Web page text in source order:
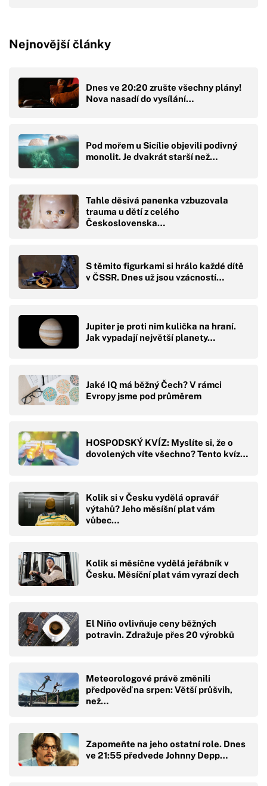
Nejnovější články
Dnes ve 20:20 zrušte všechny plány!
Nova nasadí do vysílání…
Pod mořem u Sicílie objevili podivný
monolit. Je dvakrát starší než…
Tahle děsivá panenka vzbuzovala
trauma u dětí z celého
Československa…
S těmito figurkami si hrálo každé dítě
v ČSSR. Dnes už jsou vzácností…
Jupiter je proti nim kulička na hraní.
Jak vypadají největší planety…
Jaké IQ má běžný Čech? V rámci
Evropy jsme pod průměrem
HOSPODSKÝ KVÍZ: Myslíte si, že o
dovolených víte všechno? Tento kvíz…
Kolik si v Česku vydělá opravář
výtahů? Jeho měsíšní plat vám
vůbec…
Kolik si měsíčne vydělá jeřábník v
Česku. Měsíční plat vám vyrazí dech
El Niño ovlivňuje ceny běžných
potravin. Zdražuje přes 20 výrobků
Meteorologové právě změnili
předpověď na srpen: Větší průšvih,
než…
Zapomeňte na jeho ostatní role. Dnes
ve 21:55 předvede Johnny Depp…